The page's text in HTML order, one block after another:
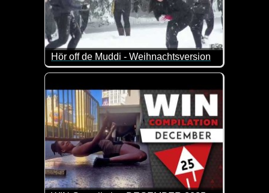
Hör off de Muddi - Weihnachtsversion
Gerade jetzt ist es wichtiger denn je, auf die